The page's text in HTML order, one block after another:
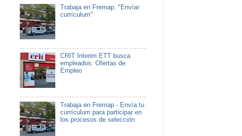
Trabaja en Fremap. "Envíar
currículum"
CRIT Interim ETT busca
empleados. Ofertas de
Empleo
Trabaja en Fremap - Envía tu
currículum para participar en
los procesos de selección